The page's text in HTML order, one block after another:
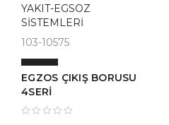
YAKIT-EGSOZ
SİSTEMLERİ
103-10575
EGZOS ÇIKIŞ BORUSU
4SERİ